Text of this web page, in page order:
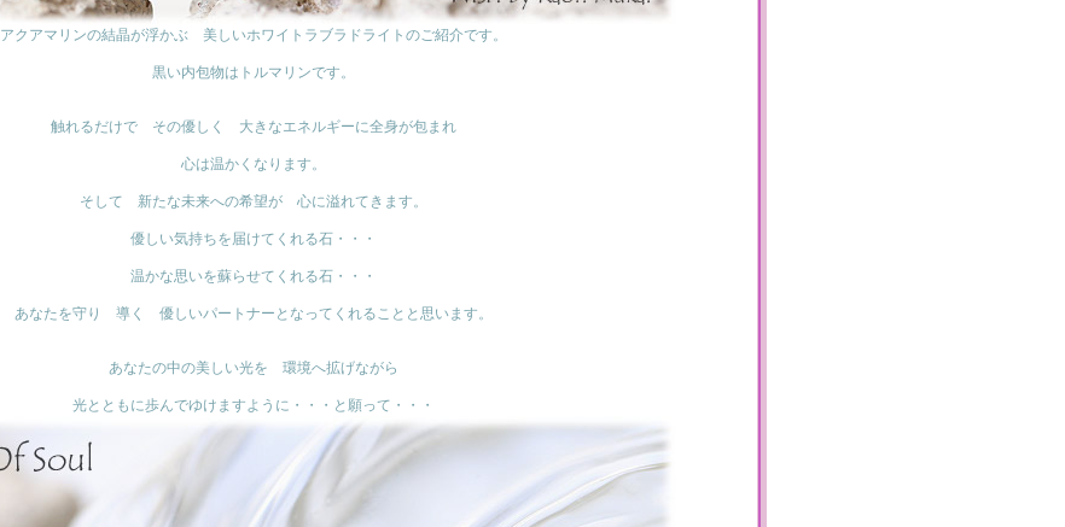
アクアマリンの結晶が浮かぶ 美しいホワイトラブラドライトのご紹介です。
黒い内包物はトルマリンです。
触れるだけで その優しく 大きなエネルギーに全身が包まれ
心は温かくなります。
そして 新たな未来への希望が 心に溢れてきます。
優しい気持ちを届けてくれる石・・・
温かな思いを蘇らせてくれる石・・・
あなたを守り 導く 優しいパートナーとなってくれることと思います。
あなたの中の美しい光を 環境へ拡げながら
光とともに歩んでゆけますように・・・と願って・・・